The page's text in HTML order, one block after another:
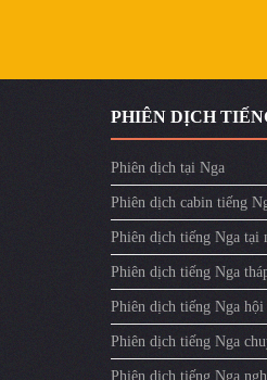
PHIÊN DỊCH
Phiên dịch tại Nga
Phiên dịch cabin tiếng
Phiên dịch tiếng Nga tại
Phiên dịch tiếng Nga
Phiên dịch tiếng Nga hội
Phiên dịch tiếng Nga
Phiên dịch tiếng Nga